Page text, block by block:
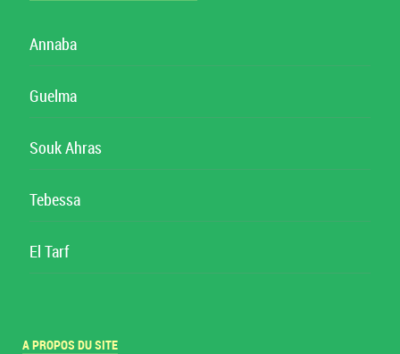
Annaba
Guelma
Souk Ahras
Tebessa
El Tarf
A PROPOS DU SITE